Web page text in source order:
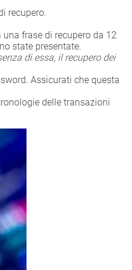
recupero.
frase di recupero da 12
state presentate.
di essa, il recupero dei
Assicurati che questa
delle transazioni